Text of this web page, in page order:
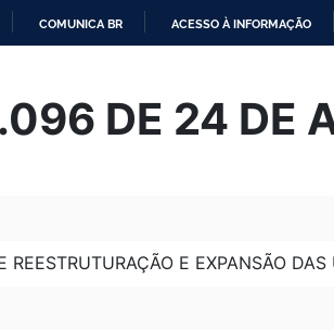
CONTEÚDO
COMUNICA BR ACESSO À INFORMAÇÃO
DE 24 DE
E EXPANSÃO